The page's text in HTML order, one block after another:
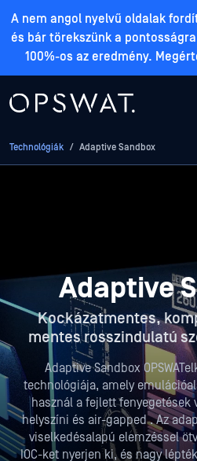
A nem angol nyelvű oldalak
és bár törekszünk a
100%-os az eredmény.
Technológiák / Adaptive Sandbox
Adaptive
Kockázatmentes,
mentes rosszindulatú
Adaptive Sandbox
technológiája, amely
használ a fejlett fenyegetések
helyszíni és air-gapped . Az
viselkedésalapú elemzéssel
IOC-ket nyerjen ki, és nagy